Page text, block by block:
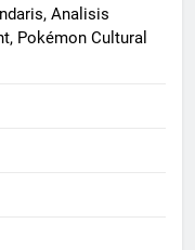
Analisis
Pokémon Cultural